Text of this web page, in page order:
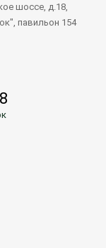
шоссе, д.18,
павильон 154